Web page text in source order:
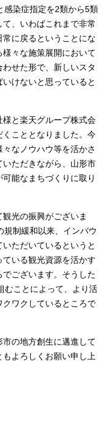
感染症指定を2類から5類
、いわばこれまで非常
に戻るということにな
々な施策展開において
せた形で、新しいスタ
けないと思っていると
と楽天グループ株式会
こととなりました。今
なノウハウ等を活かさ
ただきながら、山形市
能なまちづくりに取り
光の振興がございま
制緩和以来、インバウ
ただいているというと
いる観光資源を活かす
ございます。そうした
むことによって、より活
ワクしているところで
の地方創生に邁進して
よろしくお願い申し上